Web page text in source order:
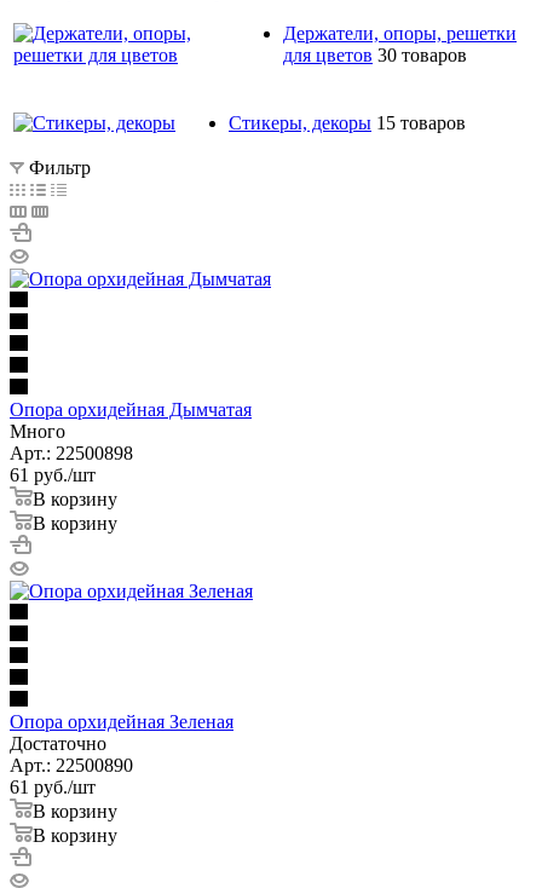
Держатели, опоры, решетки
для цветов 30 товаров
Стикеры, декоры 15 товаров
Фильтр
Опора орхидейная Дымчатая
Много
Арт.: 22500898
61 руб./шт
В корзину
В корзину
Опора орхидейная Зеленая
Достаточно
Арт.: 22500890
61 руб./шт
В корзину
В корзину